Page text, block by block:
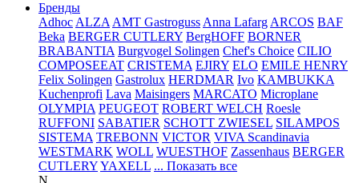
Бренды
Adhoc ALZA AMT Gastroguss Anna Lafarg ARCOS BAF
Beka BERGER CUTLERY BergHOFF BORNER
BRABANTIA Burgvogel Solingen Chef's Choice CILIO
COMPOSEEAT CRISTEMA EJIRY ELO EMILE HENRY
Felix Solingen Gastrolux HERDMAR Ivo KAMBUKKA
Kuchenprofi Lava Maisingers MARCATO Microplane
OLYMPIA PEUGEOT ROBERT WELCH Roesle
RUFFONI SABATIER SCHOTT ZWIESEL SILAMPOS
SISTEMA TREBONN VICTOR VIVA Scandinavia
WESTMARK WOLL WUESTHOF Zassenhaus BERGER
CUTLERYYAXELL ... Показать все
N